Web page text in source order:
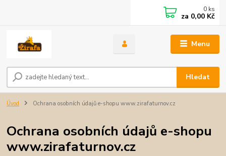
Menu
Hledat
0 ks
za 0,00 Kč
Úvod Ochrana osobních údajů e-shopu www.zirafaturnov.cz
Ochrana osobních údajů e-shopu
www.zirafaturnov.cz